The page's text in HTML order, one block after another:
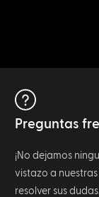
Preguntas
¡No dejamos
vistazo a
resolver sus dudas.